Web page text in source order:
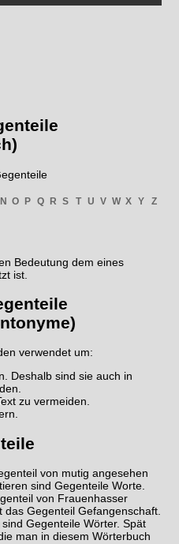
N O P Q R S T U V W X Y Z
Bedeutung dem eines
ist.
verwendet um:
Deshalb sind sie auch in
zu vermeiden.
von mutig angesehen
sind Gegenteile Worte.
von Frauenhasser
Gegenteil Gefangenschaft.
Gegenteile Wörter. Spät
man in diesem Wörterbuch